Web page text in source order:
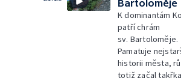
Bartoloměje
K dominantám
patří chrám
sv. Bartoloměje.
Pamatuje
historii města,
totiž začal takřka